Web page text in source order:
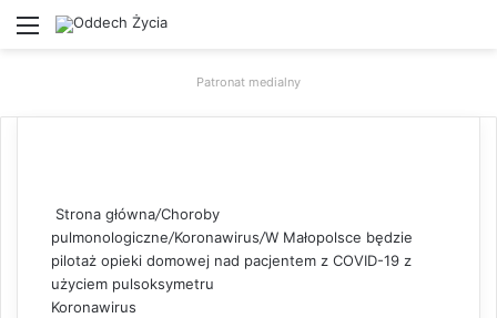
Menu
Patronat medialny
Strona główna/Choroby
pulmonologiczne/Koronawirus/W Małopolsce będzie
pilotaż opieki domowej nad pacjentem z COVID-19 z
użyciem pulsoksymetru
Koronawirus